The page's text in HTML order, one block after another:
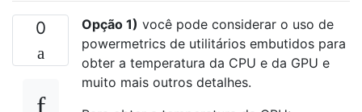
0 Opção 1) você pode considerar o uso de
powermetrics de utilitários embutidos para
obter a temperatura da CPU e da GPU e
muito mais outros detalhes.